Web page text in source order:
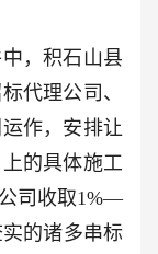
，积石山县
代理公司、
作，安排让
的具体施工
司收取1%—
的诸多串标